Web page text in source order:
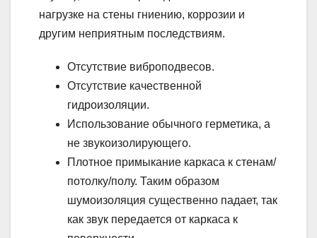
нагрузке на стены гниению, коррозии и
другим неприятным последствиям.
Отсутствие виброподвесов.
Отсутствие качественной
гидроизоляции.
Использование обычного герметика, а
не звукоизолирующего.
Плотное примыкание каркаса к стенам/
потолку/полу. Таким образом
шумоизоляция существенно падает, так
как звук передается от каркаса к